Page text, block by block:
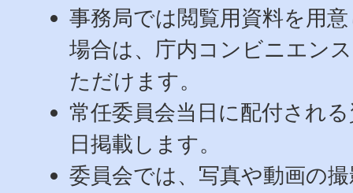
事務局では閲覧用資料を用
場合は、庁内コンビニエン
ただけます。
常任委員会当日に配付され
日掲載します。
委員会では、写真や動画の